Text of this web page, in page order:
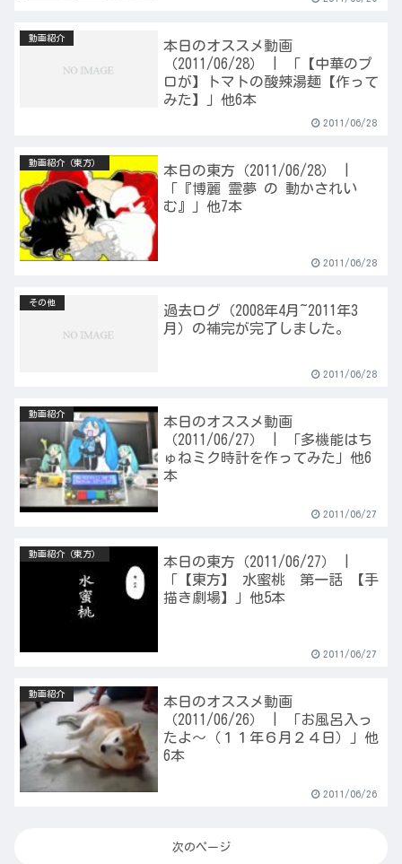
動画紹介
本日のオススメ動画
（2011/06/28） | 「【中華のプ
ロが】トマトの酸辣湯麺【作って
みた】」他6本
2011/06/28
動画紹介（東方）
本日の東方（2011/06/28） |
「『博麗 霊夢 の 動かされい
む』」他7本
2011/06/28
その他
過去ログ（2008年4月~2011年3
月）の補完が完了しました。
2011/06/28
動画紹介
本日のオススメ動画
（2011/06/27） | 「多機能はち
ゅねミク時計を作ってみた」他6
本
2011/06/27
動画紹介（東方）
本日の東方（2011/06/27） |
「【東方】 水蜜桃 第一話 【手
描き劇場】」他5本
2011/06/27
動画紹介
本日のオススメ動画
（2011/06/26） | 「お風呂入っ
たよ～（１１年６月２４日）」他
6本
2011/06/26
次のページ